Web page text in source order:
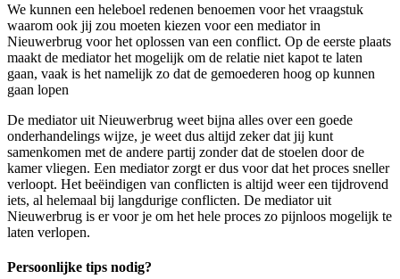
We kunnen een heleboel redenen benoemen voor het vraagstuk
waarom ook jij zou moeten kiezen voor een mediator in
Nieuwerbrug voor het oplossen van een conflict. Op de eerste plaats
maakt de mediator het mogelijk om de relatie niet kapot te laten
gaan, vaak is het namelijk zo dat de gemoederen hoog op kunnen
gaan lopen
De mediator uit Nieuwerbrug weet bijna alles over een goede
onderhandelings wijze, je weet dus altijd zeker dat jij kunt
samenkomen met de andere partij zonder dat de stoelen door de
kamer vliegen. Een mediator zorgt er dus voor dat het proces sneller
verloopt. Het beëindigen van conflicten is altijd weer een tijdrovend
iets, al helemaal bij langdurige conflicten. De mediator uit
Nieuwerbrug is er voor je om het hele proces zo pijnloos mogelijk te
laten verlopen.
Persoonlijke tips nodig?